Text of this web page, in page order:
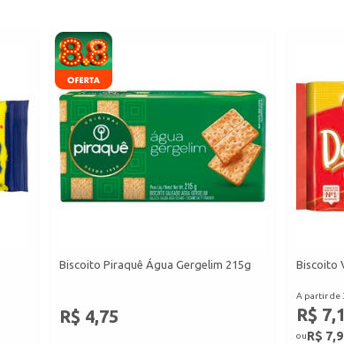
Biscoito Piraquê Água Gergelim 215g
R$ 4,75
Biscoito
A partir de
R$
ouR$